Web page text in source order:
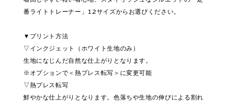
番ライトトレーナー」12サイズからお選びください。
▼プリント方法
▽インクジェット（ホワイト生地のみ）
生地になじんだ自然な仕上がりとなります。
※オプションで＜熱プレス転写＞に変更可能
▽熱プレス転写
鮮やかな仕上がりとなります。色落ちや生地の伸びによる割れ